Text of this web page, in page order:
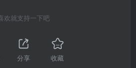
欢就支持一下吧
分享 收藏